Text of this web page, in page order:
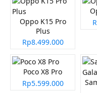
Oppo K15 Pro
Plus
Rp8.499.000
Poco X8 Pro
Rp5.599.000